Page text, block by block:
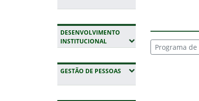
DESENVOLVIMENTO
INSTITUCIONAL(EXPANDIR SUBMENUS)
GESTÃO DE PESSOAS (EXPANDIR SUBMENUS)
Programa